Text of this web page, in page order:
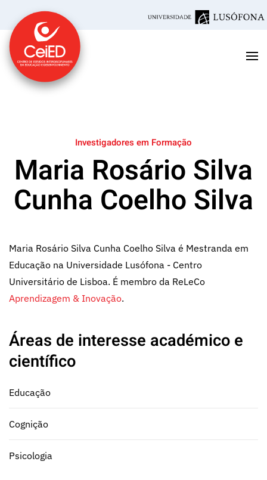
Saltar para o conteúdo principal
Investigadores em Formação
Maria Rosário Silva
Cunha Coelho Silva
Maria Rosário Silva Cunha Coelho Silva é Mestranda em
Educação na Universidade Lusófona - Centro
Universitário de Lisboa. É membro da ReLeCo
Aprendizagem & Inovação.
Áreas de interesse académico e
científico
Educação
Cognição
Psicologia